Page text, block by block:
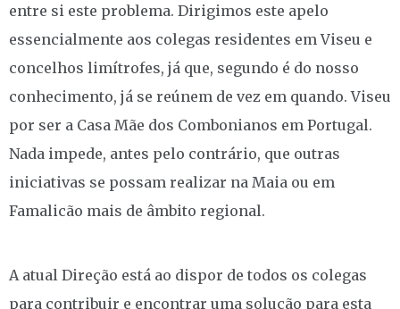
entre si este problema. Dirigimos este apelo
essencialmente aos colegas residentes em Viseu e
concelhos limítrofes, já que, segundo é do nosso
conhecimento, já se reúnem de vez em quando. Viseu
por ser a Casa Mãe dos Combonianos em Portugal.
Nada impede, antes pelo contrário, que outras
iniciativas se possam realizar na Maia ou em
Famalicão mais de âmbito regional.
A atual Direção está ao dispor de todos os colegas
para contribuir e encontrar uma solução para esta